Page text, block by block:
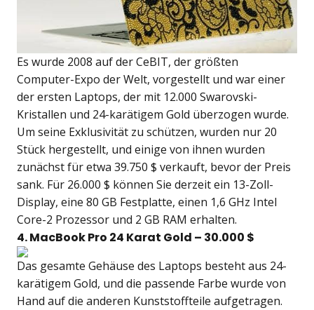
Es wurde 2008 auf der CeBIT, der größten
Computer-Expo der Welt, vorgestellt und war einer
der ersten Laptops, der mit 12.000 Swarovski-
Kristallen und 24-karätigem Gold überzogen wurde.
Um seine Exklusivität zu schützen, wurden nur 20
Stück hergestellt, und einige von ihnen wurden
zunächst für etwa 39.750 $ verkauft, bevor der Preis
sank. Für 26.000 $ können Sie derzeit ein 13-Zoll-
Display, eine 80 GB Festplatte, einen 1,6 GHz Intel
Core-2 Prozessor und 2 GB RAM erhalten.
4. MacBook Pro 24 Karat Gold – 30.000 $
Das gesamte Gehäuse des Laptops besteht aus 24-
karätigem Gold, und die passende Farbe wurde von
Hand auf die anderen Kunststoffteile aufgetragen.